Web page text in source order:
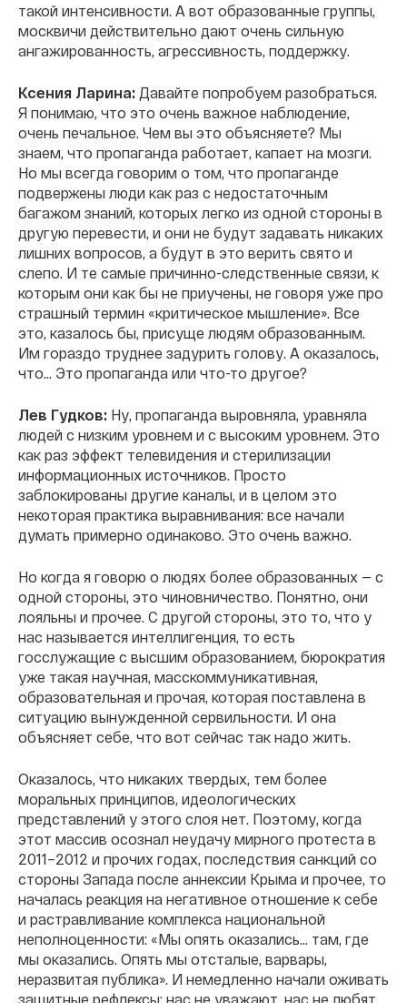
такой интенсивности. А вот образованные группы,
москвичи действительно дают очень сильную
ангажированность, агрессивность, поддержку.
Ксения Ларина: Давайте попробуем разобраться.
Я понимаю, что это очень важное наблюдение,
очень печальное. Чем вы это объясняете? Мы
знаем, что пропаганда работает, капает на мозги.
Но мы всегда говорим о том, что пропаганде
подвержены люди как раз с недостаточным
багажом знаний, которых легко из одной стороны в
другую перевести, и они не будут задавать никаких
лишних вопросов, а будут в это верить свято и
слепо. И те самые причинно-следственные связи, к
которым они как бы не приучены, не говоря уже про
страшный термин «критическое мышление». Все
это, казалось бы, присуще людям образованным.
Им гораздо труднее задурить голову. А оказалось,
что... Это пропаганда или что-то другое?
Лев Гудков: Ну, пропаганда выровняла, уравняла
людей с низким уровнем и с высоким уровнем. Это
как раз эффект телевидения и стерилизации
информационных источников. Просто
заблокированы другие каналы, и в целом это
некоторая практика выравнивания: все начали
думать примерно одинаково. Это очень важно.
Но когда я говорю о людях более образованных — с
одной стороны, это чиновничество. Понятно, они
лояльны и прочее. С другой стороны, это то, что у
нас называется интеллигенция, то есть
госслужащие с высшим образованием, бюрократия
уже такая научная, масскоммуникативная,
образовательная и прочая, которая поставлена в
ситуацию вынужденной сервильности. И она
объясняет себе, что вот сейчас так надо жить.
Оказалось, что никаких твердых, тем более
моральных принципов, идеологических
представлений у этого слоя нет. Поэтому, когда
этот массив осознал неудачу мирного протеста в
2011–2012 и прочих годах, последствия санкций со
стороны Запада после аннексии Крыма и прочее, то
началась реакция на негативное отношение к себе
и растравливание комплекса национальной
неполноценности: «Мы опять оказались… там, где
мы оказались. Опять мы отсталые, варвары,
неразвитая публика». И немедленно начали оживать
защитные рефлексы: нас не уважают, нас не любят,